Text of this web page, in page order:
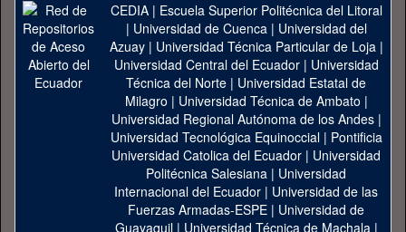
CEDIA| Escuela Superior Politécnica del Litoral
| Universidad de Cuenca| Universidad del
Azuay| Universidad Técnica Particular de Loja|
Universidad Central del Ecuador| Universidad
Técnica del Norte | Universidad Estatal de
Milagro | Universidad Técnica de Ambato |
Universidad Regional Autónoma de los Andes|
Universidad Tecnológica Equinoccial| Pontificia
Universidad Catolica del Ecuador | Universidad
Politécnica Salesiana | Universidad
Internacional del Ecuador | Universidad de las
Fuerzas Armadas-ESPE | Universidad de
Guayaquil| Universidad Técnica de Machala |